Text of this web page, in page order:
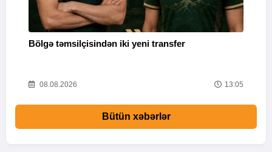
Bölgə təmsilçisindən iki yeni transfer
08.08.2026 13:05
Bütün xəbərlər